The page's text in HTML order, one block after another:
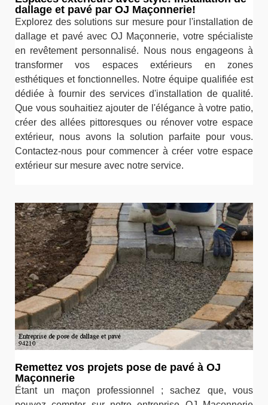
dallage et pavé par OJ Maçonnerie!
Explorez des solutions sur mesure pour l'installation de
dallage et pavé avec OJ Maçonnerie, votre spécialiste
en revêtement personnalisé. Nous nous engageons à
transformer vos espaces extérieurs en zones
esthétiques et fonctionnelles. Notre équipe qualifiée est
dédiée à fournir des services d'installation de qualité.
Que vous souhaitiez ajouter de l'élégance à votre patio,
créer des allées pittoresques ou rénover votre espace
extérieur, nous avons la solution parfaite pour vous.
Contactez-nous pour commencer à créer votre espace
extérieur sur mesure avec notre service.
Remettez vos projets pose de pavé à OJ
Maçonnerie
Étant un maçon professionnel ; sachez que, vous